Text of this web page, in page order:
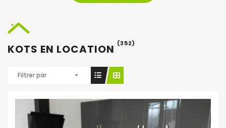
KOTS EN LOCATION (352)
Filtrer par